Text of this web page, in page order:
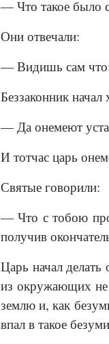
— Что такое было
Они отвечали:
— Видишь сам что:
Беззаконник
— Да онемеют уста
И тотчас царь
Святые говорили:
— Что с тобою
получив
Царь начал
из окружающих не
землю и, как
впал в такое